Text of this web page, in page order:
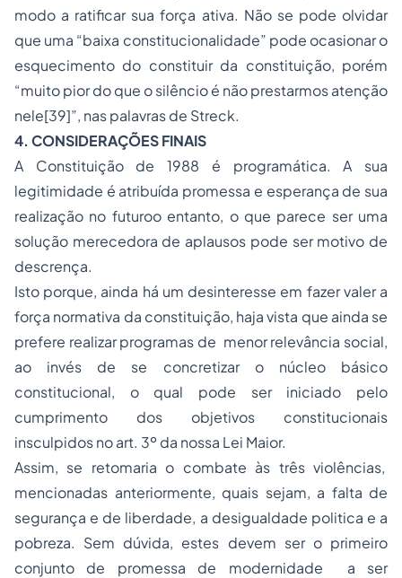
modo a ratificar sua força ativa. Não se pode olvidar
que uma “baixa constitucionalidade” pode ocasionar o
esquecimento do constituir da constituição, porém
“muito pior do que o silêncio é não prestarmos atenção
nele[39]”, nas palavras de Streck.
4. CONSIDERAÇÕES FINAIS
A Constituição de 1988 é programática. A sua
legitimidade é atribuída promessa e esperança de sua
realização no futuroo entanto, o que parece ser uma
solução merecedora de aplausos pode ser motivo de
descrença.
Isto porque, ainda há um desinteresse em fazer valer a
força normativa da constituição, haja vista que ainda se
prefere realizar programas de menor relevância social,
ao invés de se concretizar o núcleo básico
constitucional, o qual pode ser iniciado pelo
cumprimento dos objetivos constitucionais
insculpidos no art. 3º da nossa Lei Maior.
Assim, se retomaria o combate às três violências,
mencionadas anteriormente, quais sejam, a falta de
segurança e de liberdade, a desigualdade politica e a
pobreza. Sem dúvida, estes devem ser o primeiro
conjunto de promessa de modernidade a ser